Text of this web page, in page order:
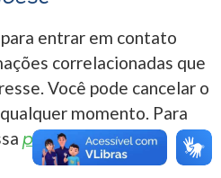
entrar em contato
correlacionadas que
Você pode cancelar o
momento. Para
política de